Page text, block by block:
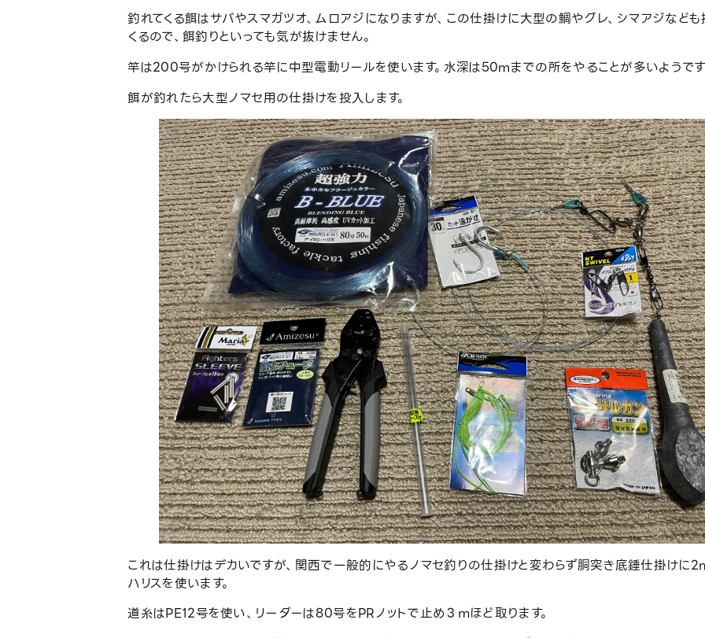
釣れてくる餌はサバやスマガツオ、ムロアジになりますが、この仕掛けに大型の鯛やグレ、シマアジなど
くるので、餌釣りといっても気が抜けません。
竿は200号がかけられる竿に中型電動リールを使います。水深は50mまでの所をやることが多いようです
餌が釣れたら大型ノマセ用の仕掛けを投入します。
これは仕掛けはデカいですが、関西で一般的にやるノマセ釣りの仕掛けと変わらず胴突き底錘仕掛けに
ハリスを使います。
道糸はPE12号を使い、リーダーは80号をPRノットで止め３ｍほど取ります。